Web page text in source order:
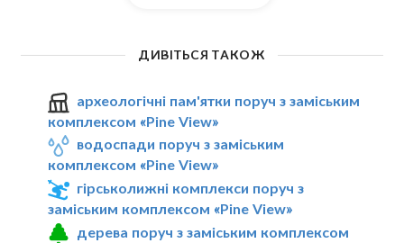
ДИВІТЬСЯ ТАКОЖ
археологічні пам'ятки поруч з заміським
комплексом «Pine View»
водоспади поруч з заміським
комплексом «Pine View»
гірськолижні комплекси поруч з
заміським комплексом «Pine View»
дерева поруч з заміським комплексом